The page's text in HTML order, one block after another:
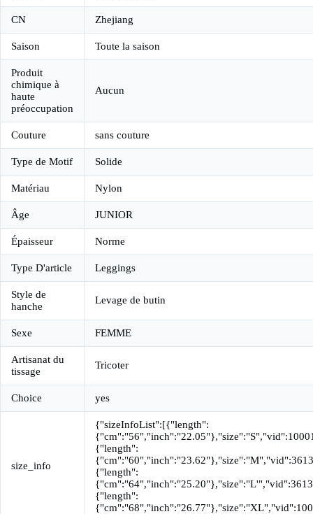
CN Zhejiang
Saison Toute la saison
Produit
chimique à
haute
préoccupation
Aucun
Couture sans couture
Type de Motif Solide
Matériau Nylon
Âge JUNIOR
Épaisseur Norme
Type D'article Leggings
Style de
hanche
Levage de butin
Sexe FEMME
Artisanat du
tissage
Tricoter
Choice yes
size_info
{"sizeInfoList":[{"length":
{"length":
{"length":
{"length":